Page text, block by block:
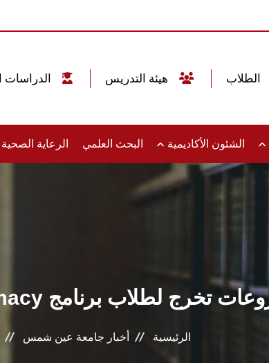
الشئون الأكاديمية البحث العلمي الرعاية الصحية
الرئيسية أخبار جامعة عين شمس